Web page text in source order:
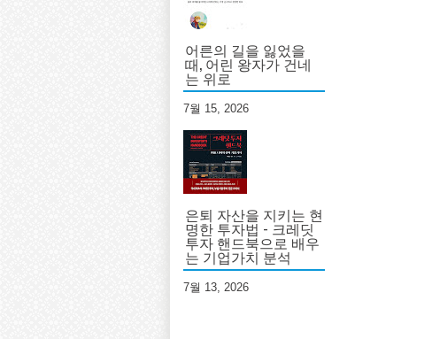
어른의 길을 잃었을
때, 어린 왕자가 건네
는 위로
7월 15, 2026
은퇴 자산을 지키는 현
명한 투자법 - 크레딧
투자 핸드북으로 배우
는 기업가치 분석
7월 13, 2026